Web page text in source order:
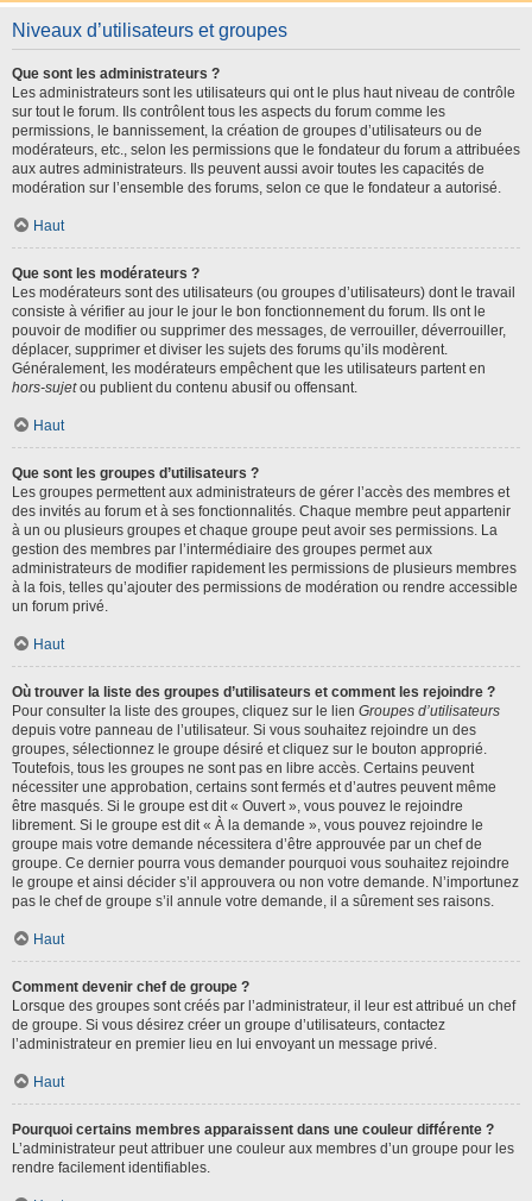
Niveaux d’utilisateurs et groupes
Que sont les administrateurs ?
Les administrateurs sont les utilisateurs qui ont le plus haut niveau de contrôle
sur tout le forum. Ils contrôlent tous les aspects du forum comme les
permissions, le bannissement, la création de groupes d’utilisateurs ou de
modérateurs, etc., selon les permissions que le fondateur du forum a attribuées
aux autres administrateurs. Ils peuvent aussi avoir toutes les capacités de
modération sur l’ensemble des forums, selon ce que le fondateur a autorisé.
Haut
Que sont les modérateurs ?
Les modérateurs sont des utilisateurs (ou groupes d’utilisateurs) dont le travail
consiste à vérifier au jour le jour le bon fonctionnement du forum. Ils ont le
pouvoir de modifier ou supprimer des messages, de verrouiller, déverrouiller,
déplacer, supprimer et diviser les sujets des forums qu’ils modèrent.
Généralement, les modérateurs empêchent que les utilisateurs partent en
hors-sujetou publient du contenu abusif ou offensant.
Haut
Que sont les groupes d’utilisateurs ?
Les groupes permettent aux administrateurs de gérer l’accès des membres et
des invités au forum et à ses fonctionnalités. Chaque membre peut appartenir
à un ou plusieurs groupes et chaque groupe peut avoir ses permissions. La
gestion des membres par l’intermédiaire des groupes permet aux
administrateurs de modifier rapidement les permissions de plusieurs membres
à la fois, telles qu’ajouter des permissions de modération ou rendre accessible
un forum privé.
Haut
Où trouver la liste des groupes d’utilisateurs et comment les rejoindre ?
Pour consulter la liste des groupes, cliquez sur le lien Groupes d’utilisateurs
depuis votre panneau de l’utilisateur. Si vous souhaitez rejoindre un des
groupes, sélectionnez le groupe désiré et cliquez sur le bouton approprié.
Toutefois, tous les groupes ne sont pas en libre accès. Certains peuvent
nécessiter une approbation, certains sont fermés et d’autres peuvent même
être masqués. Si le groupe est dit « Ouvert », vous pouvez le rejoindre
librement. Si le groupe est dit « À la demande », vous pouvez rejoindre le
groupe mais votre demande nécessitera d’être approuvée par un chef de
groupe. Ce dernier pourra vous demander pourquoi vous souhaitez rejoindre
le groupe et ainsi décider s’il approuvera ou non votre demande. N’importunez
pas le chef de groupe s’il annule votre demande, il a sûrement ses raisons.
Haut
Comment devenir chef de groupe ?
Lorsque des groupes sont créés par l’administrateur, il leur est attribué un chef
de groupe. Si vous désirez créer un groupe d’utilisateurs, contactez
l’administrateur en premier lieu en lui envoyant un message privé.
Haut
Pourquoi certains membres apparaissent dans une couleur différente ?
L’administrateur peut attribuer une couleur aux membres d’un groupe pour les
rendre facilement identifiables.